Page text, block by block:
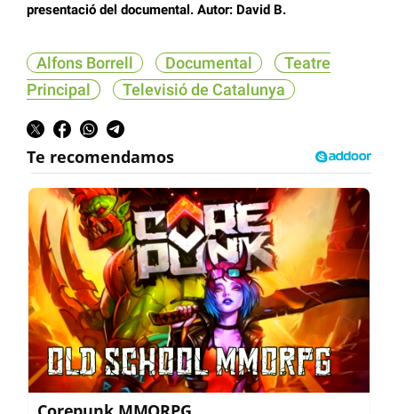
presentació del documental. Autor: David B.
Alfons Borrell Documental
Teatre
Principal
Televisió de Catalunya